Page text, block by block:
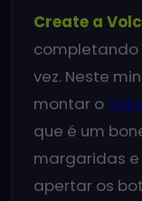
Create a
completando
vez. Neste
montar o
que é um
margaridas
apertar os